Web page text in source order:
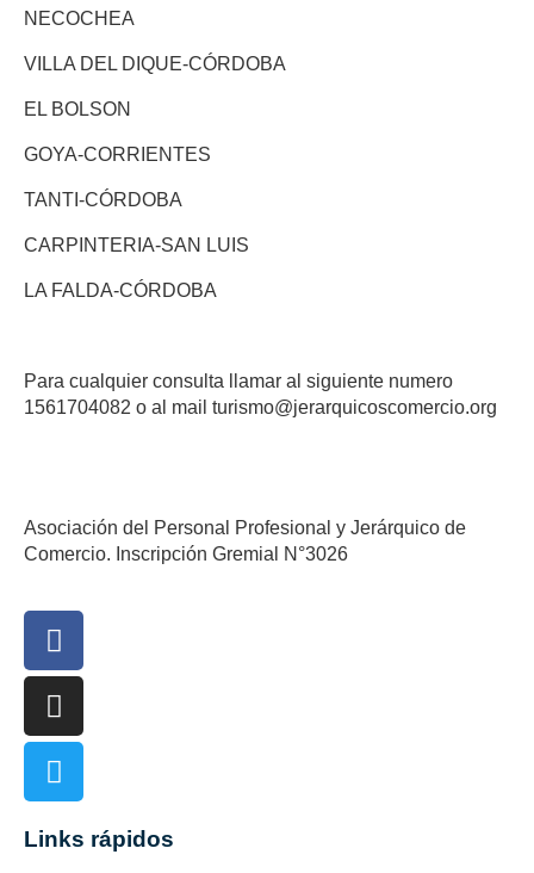
NECOCHEA
VILLA DEL DIQUE-CÓRDOBA
EL BOLSON
GOYA-CORRIENTES
TANTI-CÓRDOBA
CARPINTERIA-SAN LUIS
LA FALDA-CÓRDOBA
Para cualquier consulta llamar al siguiente numero
1561704082 o al mail turismo@jerarquicoscomercio.org
Asociación del Personal Profesional y Jerárquico de
Comercio. Inscripción Gremial N°3026
Links rápidos